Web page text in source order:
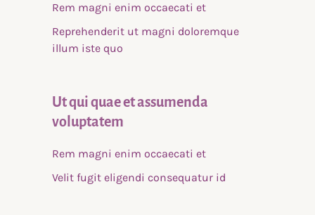
Rem magni enim occaecati et
Reprehenderit ut magni doloremque
illum iste quo
Ut qui quae et assumenda
voluptatem
Rem magni enim occaecati et
Velit fugit eligendi consequatur id